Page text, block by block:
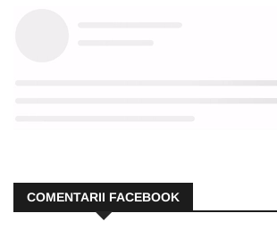
COMENTARII FACEBOOK